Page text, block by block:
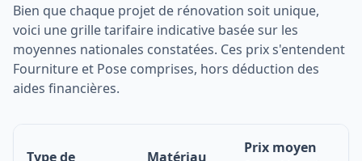
Bien que chaque projet de rénovation soit unique,
voici une grille tarifaire indicative basée sur les
moyennes nationales constatées. Ces prix s'entendent
Fourniture et Pose comprises, hors déduction des
aides financières.
Type de
Matériau
Prix moyen